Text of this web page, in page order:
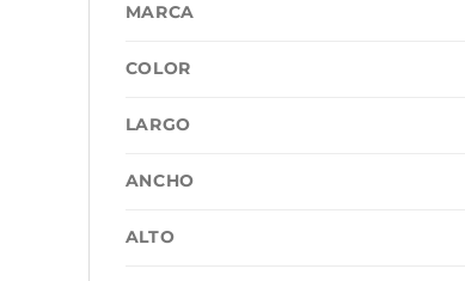
MARCA
COLOR
LARGO
ANCHO
ALTO